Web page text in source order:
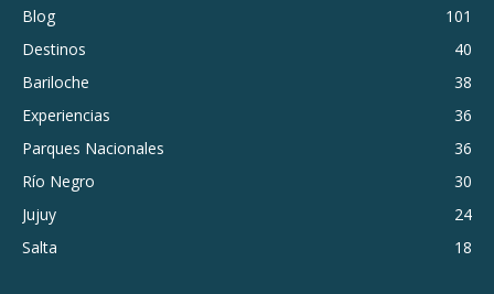
Blog
101
Destinos
40
Bariloche
38
Experiencias
36
Parques Nacionales
36
Río Negro
30
Jujuy
24
Salta
18